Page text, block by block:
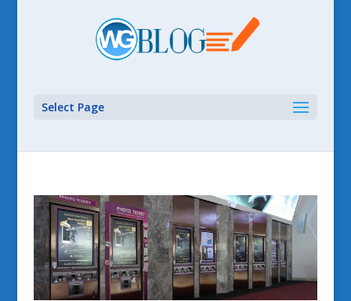
Select Page